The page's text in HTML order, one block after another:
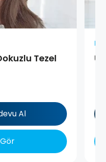
Tezel
Al